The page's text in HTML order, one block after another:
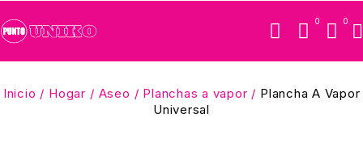
0 0
Inicio / Hogar / Aseo / Planchas a vapor / Plancha A Vapor
Universal